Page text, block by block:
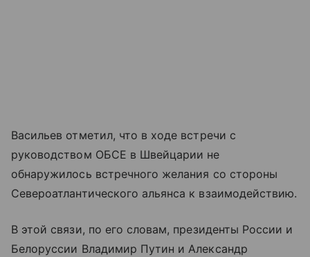
Васильев отметил, что в ходе встречи с
руководством ОБСЕ в Швейцарии не
обнаружилось встречного желания со стороны
Североатлантического альянса к взаимодействию.
В этой связи, по его словам, президенты России и
Белоруссии Владимир Путин и Александр